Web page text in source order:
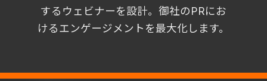
するウェビナーを設計。御社のPRにお
けるエンゲージメントを最大化します。